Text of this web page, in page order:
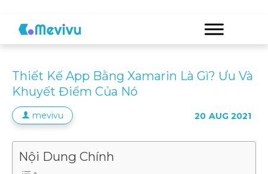
Thiết Kế App Bằng Xamarin Là Gì? Ưu Và
Khuyết Điểm Của Nó
mevivu 20 AUG 2021
Nội Dung Chính